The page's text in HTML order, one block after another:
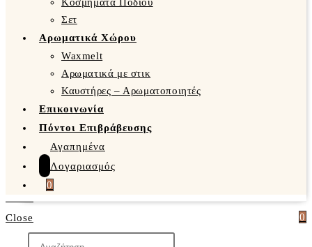
Σετ
Αρωματικά Χώρου
Waxmelt
Αρωματικά με στικ
Καυστήρες – Αρωματοποιητές
Επικοινωνία
Πόντοι Επιβράβευσης
Αγαπημένα
Λογαριασμός
0
0
Close